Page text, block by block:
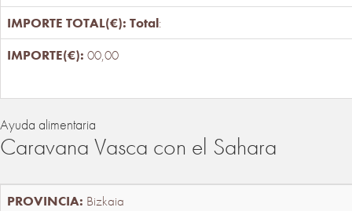
Total:
00,00
Ayuda alimentaria
Caravana Vasca con el Sahara
Bizkaia